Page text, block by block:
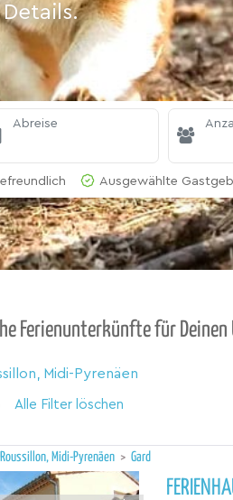
Abreise
Ausgewählte
Ferienunterkünfte für Deinen
Midi-Pyrenäen
Alle Filter löschen
Midi-Pyrenäen > Gard